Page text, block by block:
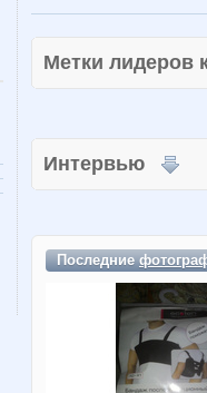
Метки
Интервью
Последние